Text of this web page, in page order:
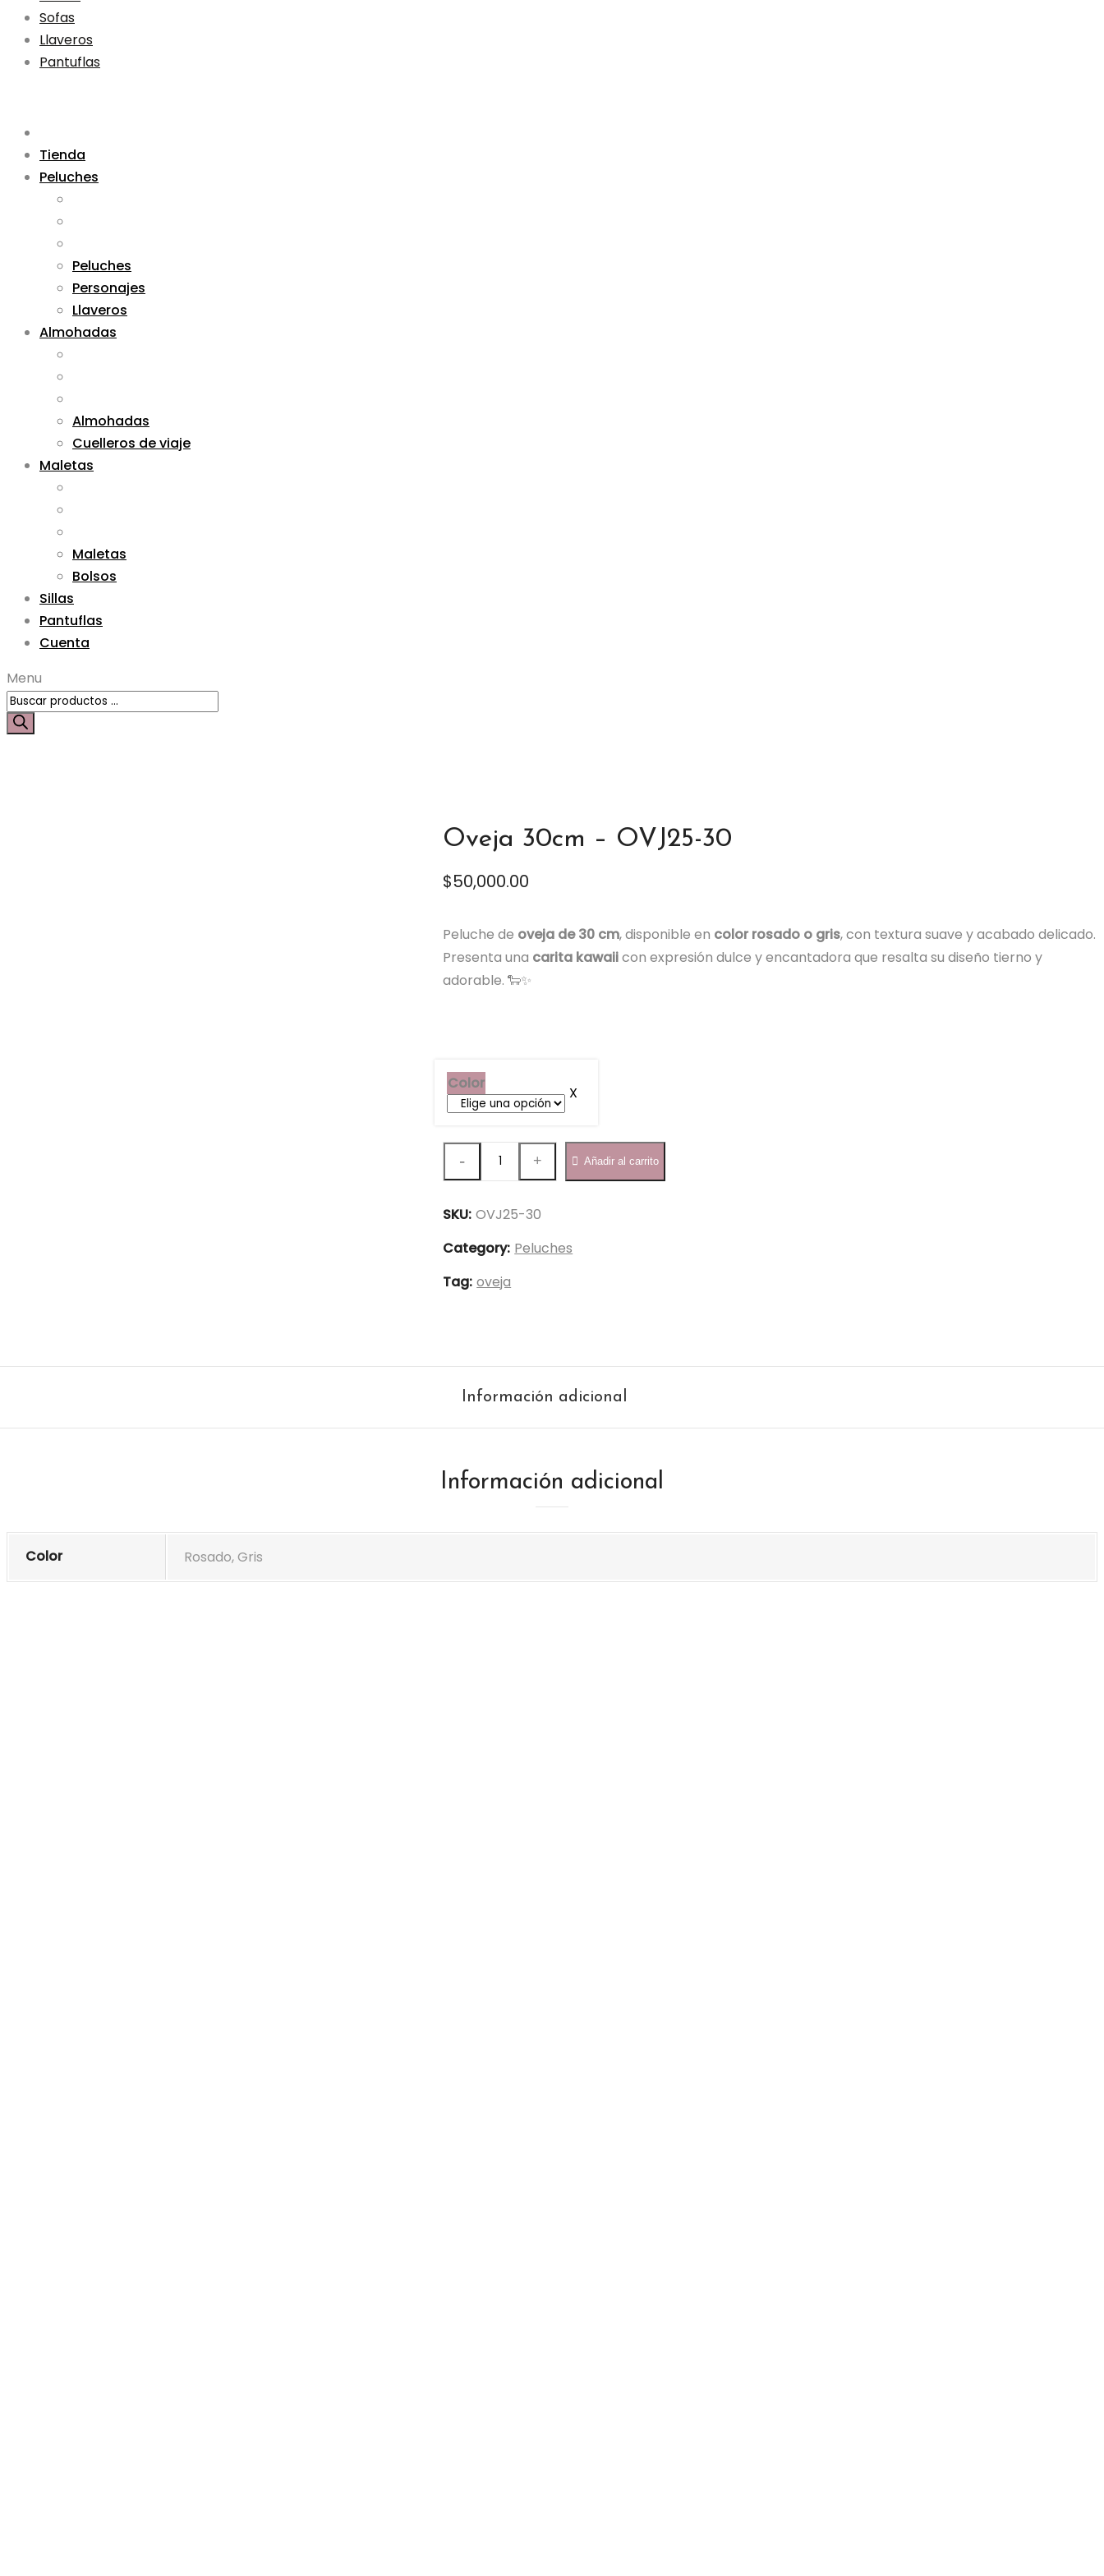
Sofas
Llaveros
Pantuflas
Tienda
Peluches
Peluches
Personajes
Llaveros
Almohadas
Almohadas
Cuelleros de viaje
Maletas
Maletas
Bolsos
Sillas
Pantuflas
Cuenta
Menu
Búsqueda
de
Oveja 30cm – OVJ25-30
$50,000.00
Peluche de oveja de 30 cm, disponible en color rosado o gris, con textura suave y acabado delicado.
Presenta una carita kawaiicon expresión dulce y encantadora que resalta su diseño tierno y
adorable. 🐑✨
Color
30cm
OVJ25-
30
Añadir al carrito
SKU: OVJ25-30
Category: Peluches
Tag: oveja
Información adicional
Información adicional
Color Rosado, Gris